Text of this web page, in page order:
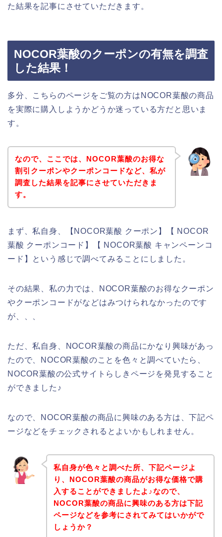
た結果を記事にさせていただきます。
NOCOR葉酸のクーポンの有無を調査
した結果！
多分、こちらのページをご覧の方はNOCOR葉酸の商品
を実際に購入しようかどうか迷っている方だと思いま
す。
なので、ここでは、NOCOR葉酸のお得な
割引クーポンやクーポンコードなど、私が
調査した結果を記事にさせていただきま
す。
まず、私自身、【NOCOR葉酸 クーポン】【 NOCOR
葉酸 クーポンコード】【 NOCOR葉酸 キャンペーンコ
ード】という感じで調べてみることにしました。
その結果、私の力では、NOCOR葉酸のお得なクーポン
やクーポンコードがなどはみつけられなかったのです
が、、、
ただ、私自身、NOCOR葉酸の商品にかなり興味があっ
たので、NOCOR葉酸のことを色々と調べていたら、
NOCOR葉酸の公式サイトらしきページを発見すること
ができました♪
なので、NOCOR葉酸の商品に興味のある方は、下記ペ
ージなどをチェックされるとよいかもしれません。
私自身が色々と調べた所、下記ページよ
り、NOCOR葉酸の商品がお得な価格で購
入することができましたよ♪なので、
NOCOR葉酸の商品に興味のある方は下記
ページなどを参考にされてみてはいかがで
しょうか？